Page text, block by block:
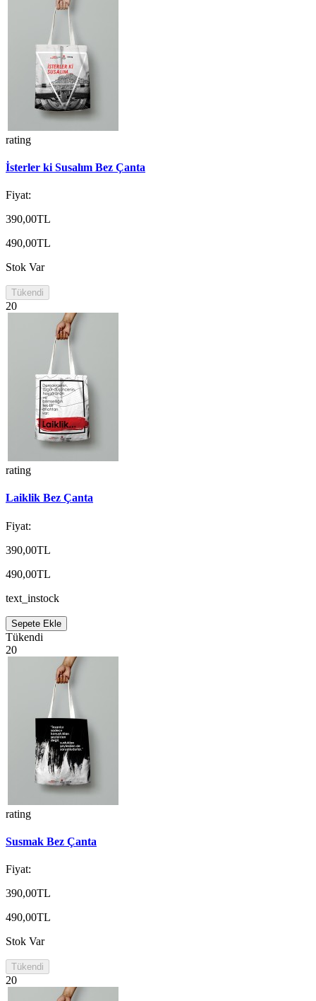
rating
İsterler ki Susalım Bez Çanta
Fiyat:
390,00TL
490,00TL
Stok Var
Tükendi
20
rating
Laiklik Bez Çanta
Fiyat:
390,00TL
490,00TL
text_instock
Sepete Ekle
Tükendi
20
rating
Susmak Bez Çanta
Fiyat:
390,00TL
490,00TL
Stok Var
Tükendi
20